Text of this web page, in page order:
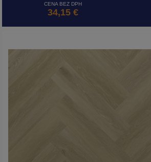
Okrem plávajúcej podlahy hrúbky 5 mm so
(Dub Burbon Herringbone Dryback).
CENA BEZ DPH
34,15 €